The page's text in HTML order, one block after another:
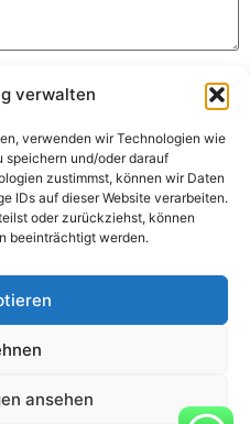
verwalten
verwenden wir Technologien wie
speichern und/oder darauf
zustimmst, können wir Daten
IDs auf dieser Website verarbeiten.
oder zurückziehst, können
beeinträchtigt werden.
ansehen
speichern.